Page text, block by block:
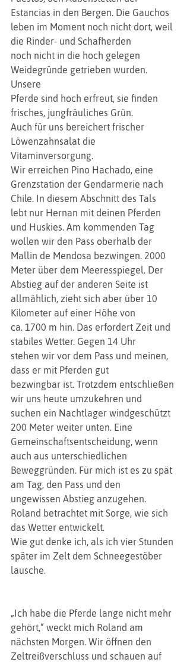
Estancias in den Bergen. Die Gauchos
leben im Moment noch nicht dort, weil
die Rinder- und Schafherden
noch nicht in die hoch gelegen
Weidegründe getrieben wurden.
Unsere
Pferde sind hoch erfreut, sie finden
frisches, jungfräuliches Grün.
Auch für uns bereichert frischer
Löwenzahnsalat die
Vitaminversorgung.
Wir erreichen Pino Hachado, eine
Grenzstation der Gendarmerie nach
Chile. In diesem Abschnitt des Tals
lebt nur Hernan mit deinen Pferden
und Huskies. Am kommenden Tag
wollen wir den Pass oberhalb der
Mallin de Mendosa bezwingen. 2000
Meter über dem Meeresspiegel. Der
Abstieg auf der anderen Seite ist
allmählich, zieht sich aber über 10
Kilometer auf einer Höhe von
ca. 1700 m hin. Das erfordert Zeit und
stabiles Wetter. Gegen 14 Uhr
stehen wir vor dem Pass und meinen,
dass er mit Pferden gut
bezwingbar ist. Trotzdem entschließen
wir uns heute umzukehren und
suchen ein Nachtlager windgeschützt
200 Meter weiter unten. Eine
Gemeinschaftsentscheidung, wenn
auch aus unterschiedlichen
Beweggründen. Für mich ist es zu spät
am Tag, den Pass und den
ungewissen Abstieg anzugehen.
Roland betrachtet mit Sorge, wie sich
das Wetter entwickelt.
Wie gut denke ich, als ich vier Stunden
später im Zelt dem Schneegestöber
lausche.
„Ich habe die Pferde lange nicht mehr
gehört,“ weckt mich Roland am
nächsten Morgen. Wir öffnen den
Zeltreißverschluss und schauen auf